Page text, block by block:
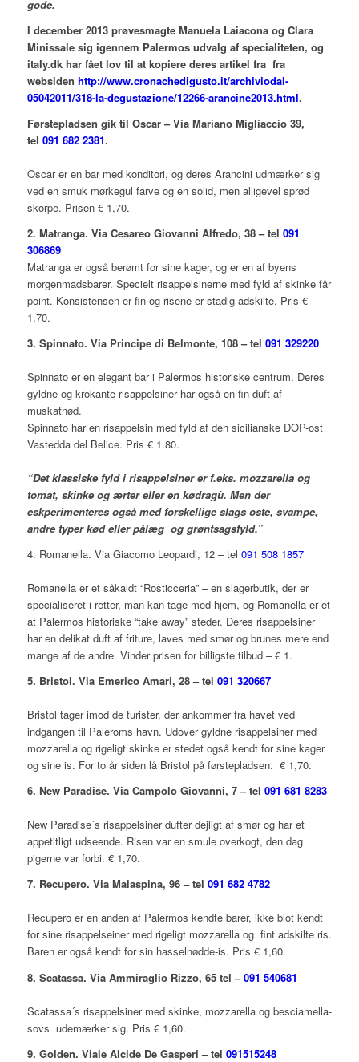
gode.
I december 2013 prøvesmagte Manuela Laiacona og Clara
Minissale sig igennem Palermos udvalg af specialiteten, og
italy.dk har fået lov til at kopiere deres artikel fra fra
websiden http://www.cronachedigusto.it/archiviodal-
05042011/318-la-degustazione/12266-arancine2013.html.
Førstepladsen gik til Oscar – Via Mariano Migliaccio 39,
tel 091 682 2381.
Oscar er en bar med konditori, og deres Arancini udmærker sig
ved en smuk mørkegul farve og en solid, men alligevel sprød
skorpe. Prisen € 1,70.
2. Matranga. Via Cesareo Giovanni Alfredo, 38 – tel 091
306869
Matranga er også berømt for sine kager, og er en af byens
morgenmadsbarer. Specielt risappelsinerne med fyld af skinke får
point. Konsistensen er fin og risene er stadig adskilte. Pris €
1,70.
3. Spinnato. Via Principe di Belmonte, 108 – tel 091 329220
Spinnato er en elegant bar i Palermos historiske centrum. Deres
gyldne og krokante risappelsiner har også en fin duft af
muskatnød.
Spinnato har en risappelsin med fyld af den sicilianske DOP-ost
Vastedda del Belice. Pris € 1.80.
“Det klassiske fyld i risappelsiner er f.eks. mozzarella og
tomat, skinke og ærter eller en kødragù. Men der
eskperimenteres også med forskellige slags oste, svampe,
andre typer kød eller pålæg og grøntsagsfyld.”
4. Romanella. Via Giacomo Leopardi, 12 – tel 091 508 1857
Romanella er et såkaldt “Rosticceria” – en slagerbutik, der er
specialiseret i retter, man kan tage med hjem, og Romanella er et
at Palermos historiske “take away” steder. Deres risappelsiner
har en delikat duft af friture, laves med smør og brunes mere end
mange af de andre. Vinder prisen for billigste tilbud – € 1.
5. Bristol. Via Emerico Amari, 28 – tel 091 320667
Bristol tager imod de turister, der ankommer fra havet ved
indgangen til Paleroms havn. Udover gyldne risappelsiner med
mozzarella og rigeligt skinke er stedet også kendt for sine kager
og sine is. For to år siden lå Bristol på førstepladsen. € 1,70.
6. New Paradise. Via Campolo Giovanni, 7 – tel 091 681 8283
New Paradise´s risappelsiner dufter dejligt af smør og har et
appetitligt udseende. Risen var en smule overkogt, den dag
pigerne var forbi. € 1,70.
7. Recupero. Via Malaspina, 96 – tel 091 682 4782
Recupero er en anden af Palermos kendte barer, ikke blot kendt
for sine risappelseiner med rigeligt mozzarella og fint adskilte ris.
Baren er også kendt for sin hasselnødde-is. Pris € 1,60.
8. Scatassa. Via Ammiraglio Rizzo, 65 tel –091 540681
Scatassa´s risappelsiner med skinke, mozzarella og besciamella-
sovs udemærker sig. Pris € 1,60.
9. Golden. Viale Alcide De Gasperi – tel 091515248